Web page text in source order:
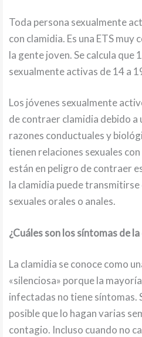
Toda persona sexualmente
con clamidia. Es una ETS muy
la gente joven. Se calcula que
sexualmente activas de 14 a
Los jóvenes sexualmente
de contraer clamidia debido a
razones conductuales y
tienen relaciones sexuales
están en peligro de contraer
la clamidia puede
sexuales orales o anales.
¿Cuáles son los síntomas de
La clamidia se conoce como
«silenciosa» porque la
infectadas no tiene síntomas.
posible que lo hagan varias
contagio. Incluso cuando no